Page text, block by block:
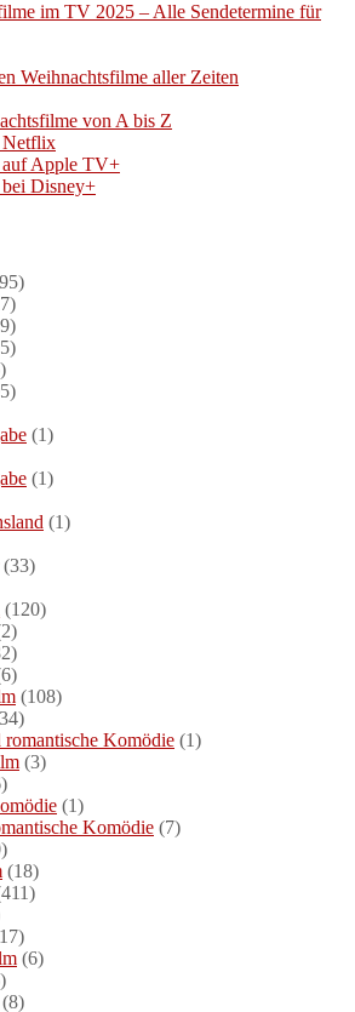
im TV 2025 – Alle Sendetermine für
Weihnachtsfilme aller Zeiten
von A bis Z
Netflix
auf Apple TV+
Disney+
(1)
(1)
(1)
(33)
(120)
(108)
romantische Komödie (1)
(3)
(1)
Komödie (7)
(18)
(6)
(8)